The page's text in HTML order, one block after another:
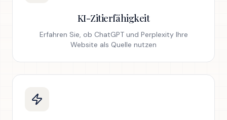
KI-Zitierfähigkeit
Erfahren Sie, ob ChatGPT und Perplexity Ihre
Website als Quelle nutzen